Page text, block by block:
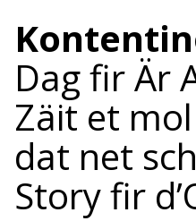
Dag fir Är
Zäit et
dat net
Story fir